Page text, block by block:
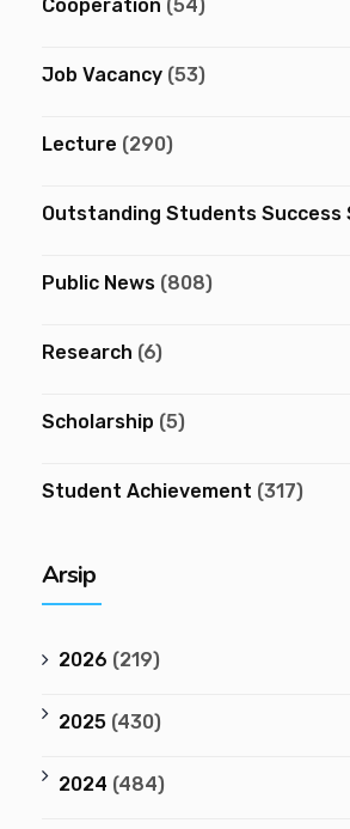
Cooperation (54)
Job Vacancy (53)
Lecture (290)
Outstanding Students Success
Public News (808)
Research (6)
Scholarship (5)
Student Achievement (317)
Arsip
2026 (219)
2025 (430)
2024 (484)